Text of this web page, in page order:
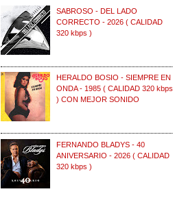
SABROSO - DEL LADO
CORRECTO - 2026 ( CALIDAD
320 kbps )
HERALDO BOSIO - SIEMPRE EN
ONDA - 1985 ( CALIDAD 320 kbps
) CON MEJOR SONIDO
FERNANDO BLADYS - 40
ANIVERSARIO - 2026 ( CALIDAD
320 kbps )